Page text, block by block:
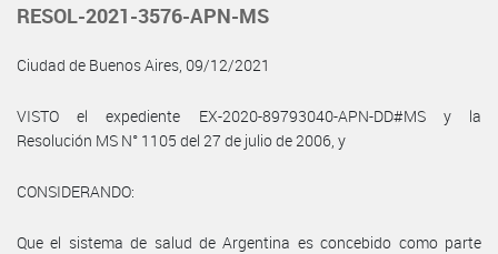
RESOL-2021-3576-APN-MS
Ciudad de Buenos Aires, 09/12/2021
VISTO el expediente EX-2020-89793040-APN-DD#MS y la
Resolución MS N° 1105 del 27 de julio de 2006, y
CONSIDERANDO:
Que el sistema de salud de Argentina es concebido como parte